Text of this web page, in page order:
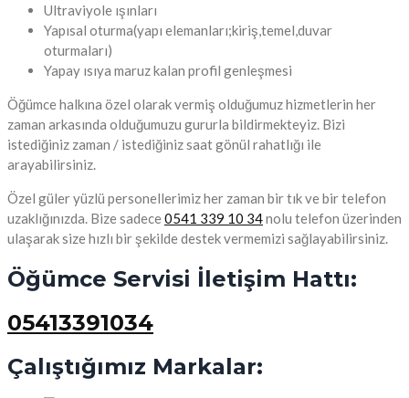
Ultraviyole ışınları
Yapısal oturma(yapı elemanları;kiriş,temel,duvar
oturmaları)
Yapay ısıya maruz kalan profil genleşmesi
Öğümce halkına özel olarak vermiş olduğumuz hizmetlerin her
zaman arkasında olduğumuzu gururla bildirmekteyiz. Bizi
istediğiniz zaman / istediğiniz saat gönül rahatlığı ile
arayabilirsiniz.
Özel güler yüzlü personellerimiz her zaman bir tık ve bir telefon
uzaklığınızda. Bize sadece0541 339 10 34nolu telefon üzerinden
ulaşarak size hızlı bir şekilde destek vermemizi sağlayabilirsiniz.
Öğümce Servisi İletişim Hattı:
05413391034
Çalıştığımız Markalar: